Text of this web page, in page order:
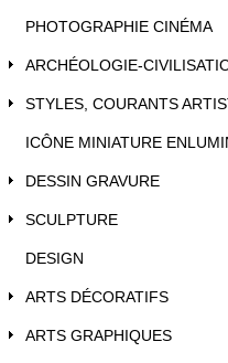
PHOTOGRAPHIE CINÉMA
ARCHÉOLOGIE-
STYLES, COURANTS
ICÔNE MINIATURE
DESSIN GRAVURE
SCULPTURE
DESIGN
ARTS DÉCORATIFS
ARTS GRAPHIQUES